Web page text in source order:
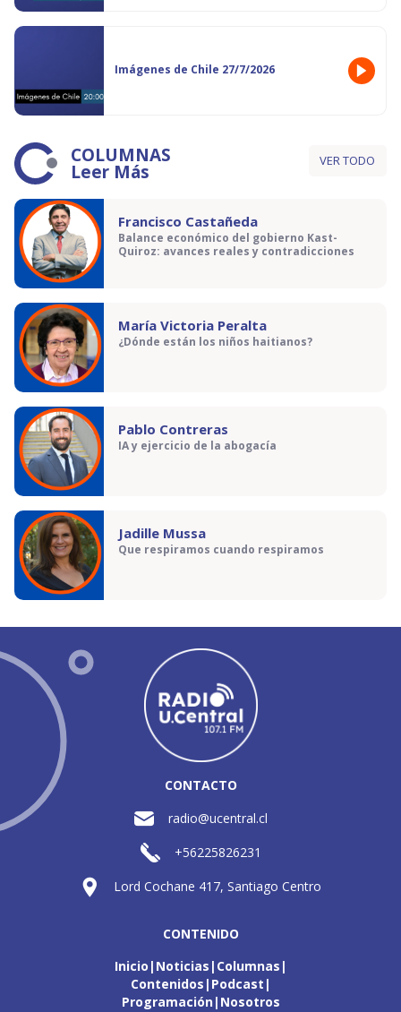
Imágenes de Chile 27/7/2026
COLUMNAS
Leer Más VER TODO
Francisco Castañeda
Balance económico del gobierno Kast-
Quiroz: avances reales y contradicciones
María Victoria Peralta
¿Dónde están los niños haitianos?
Pablo Contreras
IA y ejercicio de la abogacía
Jadille Mussa
Que respiramos cuando respiramos
CONTACTO
radio@ucentral.cl
+56225826231
Lord Cochane 417, Santiago Centro
CONTENIDO
Inicio Noticias Columnas
Contenidos Podcast
Programación Nosotros